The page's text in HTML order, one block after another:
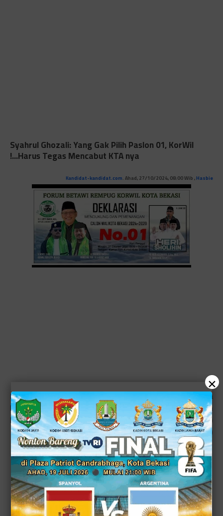
Syahrul Ghozali: Yang Gak Pilih Paslon 01, KorWil
Harus Tegas Mencabut KTA nya...!
Kandidat-kandidat.com. Ahad, 27/10/2024, 08:00 Wib ,Hasbie
Bekasi,Kandidat2-- Forum Betawi Rempug (FBR) Korwil Kota
Bekasi mengadakan acara Deklarasi Mendukung dan
Pemenangan Calon Walikota 01, Heri - Sholihin (RiShol)
semalam, (27/10/2024).
×